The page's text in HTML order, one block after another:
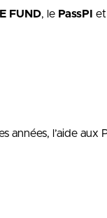
FUND, le PassPI
années, l’aide aux